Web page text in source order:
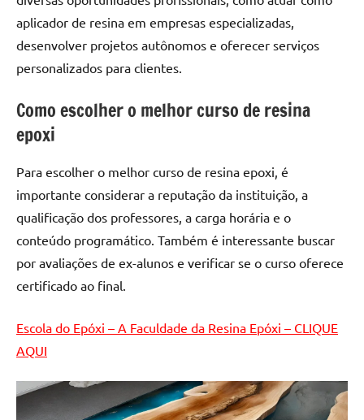
de
resinada
de
alta
como
populares
River
e
mesas
de
tampinhas
resinadas.
aplicador de resina em empresas especializadas,
desenvolver projetos autônomos e oferecer serviços
personalizados para clientes.
Como escolher o melhor curso de resina
epoxi
Para escolher o melhor curso de resina epoxi, é
importante considerar a reputação da instituição, a
qualificação dos professores, a carga horária e o
conteúdo programático. Também é interessante buscar
por avaliações de ex-alunos e verificar se o curso oferece
certificado ao final.
Escola do Epóxi – A Faculdade da Resina Epóxi – CLIQUE
AQUI